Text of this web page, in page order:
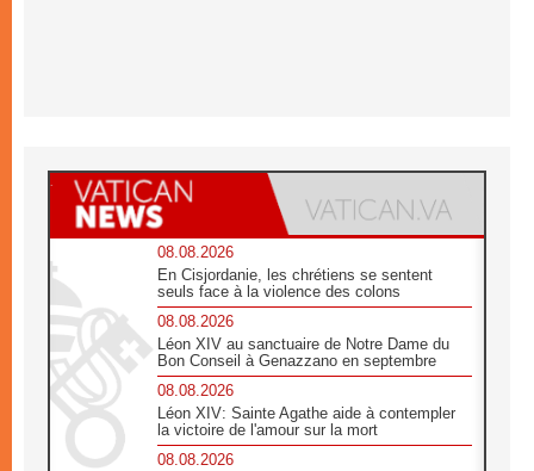
08.08.2026
En Cisjordanie, les chrétiens se sentent
seuls face à la violence des colons
08.08.2026
Léon XIV au sanctuaire de Notre Dame du
Bon Conseil à Genazzano en septembre
08.08.2026
Léon XIV: Sainte Agathe aide à contempler
la victoire de l'amour sur la mort
08.08.2026